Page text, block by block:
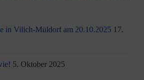
in Vilich-Müldorf am 20.10.2025 17.
5. Oktober 2025